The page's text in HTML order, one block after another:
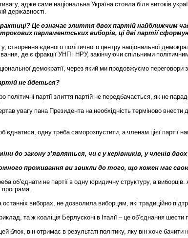
, адже саме національна Україна стояла біля витоків
державності.
? Це означає злиття двох партій найближчим
парламентських виборів, ці дві партії
, створення єдиного політичного центру національної
, де є фракції УНП і НРУ, закінчуючи спільними
демократії, через який ми продовжуємо переговори з
не йдеться?
політичні партії злиття партій не передбачається, як не
увагу пана Президента на необхідність терміново внести
’єднатися, одну треба саморозпустити, а членам цієї партії
до закону з’являться, чи є у керівників, у членів двох
проживання ви звикли до того, що кожен має
об’єднати не партії в одну юридичну структуру, а виборців.
програма.
останніх виборах, не дозволила виборцям, які традиційно
, та ж коаліція Берлусконі в Італії – це об’єднання шести
блок, він отримає в результаті політику, яку він хоче бачити